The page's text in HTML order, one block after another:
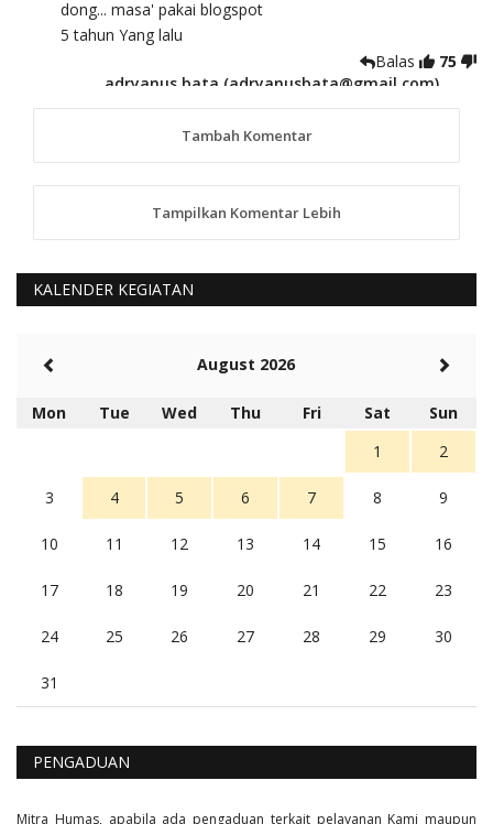
dong... masa' pakai blogspot
5 tahun Yang lalu
Balas
75
adryanus bata (adryanusbata@gmail.com)
TKS atas saran dan masukannya, akan kami
tindaklanjuti
anggy (anakkaos@gmail.com)
Kami perantu bisa baca langsung terkait Pilkada Sumba
5 tahun Yang lalu
Rambu (rambu03@gmail.com)
Berita Polres Sumba Barat Mantap
5 tahun Yang lalu
Balas
16
Tambah Komentar
Tampilkan Komentar Lebih
KALENDER KEGIATAN
August 2026
Mon Tue Wed Thu Fri Sat
Sun
1
2
3 4 5 6 7 8 9
10 11 12 13 14 15 16
17 18 19 20 21 22 23
24 25 26 27 28 29 30
31
PENGADUAN
Mitra Humas, apabila ada pengaduan terkait pelayanan Kami maupun